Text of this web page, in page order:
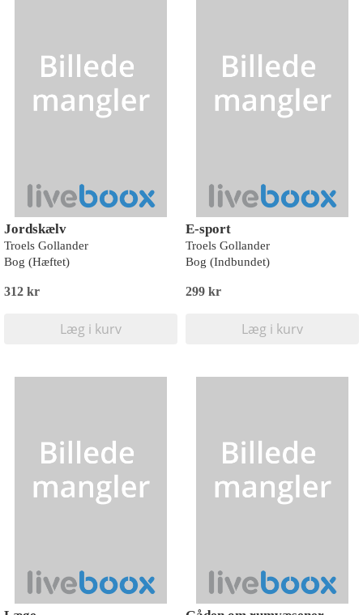
Jordskælv
Troels Gollander
Bog (Hæftet)
312 kr
Læg i kurv
E-sport
Troels Gollander
Bog (Indbundet)
299 kr
Læg i kurv